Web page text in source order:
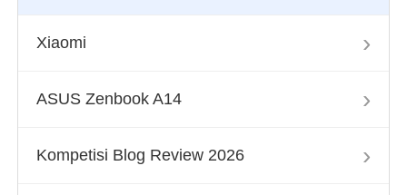
Xiaomi ›
ASUS Zenbook A14 ›
Kompetisi Blog Review 2026 ›